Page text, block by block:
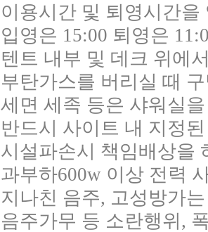
이용시간 및 퇴영시간
입영은 15:00 퇴영은
텐트 내부 및 데크 위에
부탄가스를 버리실 때
세면 세족 등은 샤워실
반드시 사이트 내 지정
시설파손시 책임배상을
과부하600w 이상 전력
지나친 음주, 고성방가
음주가무 등 소란행위,